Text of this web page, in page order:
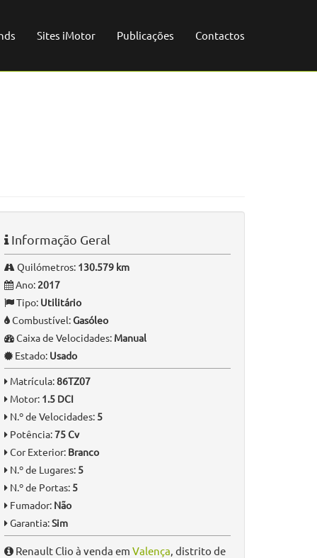
Sites iMotor Publicações Contactos
Informação Geral
Quilómetros: 130.579 km
Ano: 2017
Tipo: Utilitário
Combustível:Gasóleo
Caixa de Velocidades: Manual
Estado: Usado
Matrícula:86TZ07
Motor: 1.5 DCI
N.º de Velocidades: 5
Potência:75 Cv
Cor Exterior: Branco
N.º de Lugares: 5
N.º de Portas: 5
Fumador: Não
Garantia:Sim
Renault Clio à venda em Valença, distrito de